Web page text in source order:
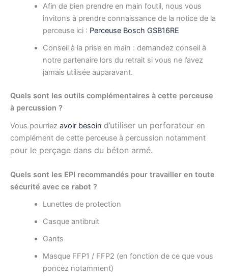
Afin de bien prendre en main l’outil, nous vous
invitons à prendre connaissance de la notice de la
perceuse ici : Perceuse Bosch GSB16RE
Conseil à la prise en main : demandez conseil à
notre partenaire lors du retrait si vous ne l’avez
jamais utilisée auparavant.
Quels sont les outils complémentaires à cette perceuse
à percussion ?
Vous pourriez avoir besoin d’utiliser un perforateur en
complément de cette perceuse à percussion notamment
pour le perçage dans du béton armé.
Quels sont les EPI recommandés pour travailler en toute
sécurité avec ce rabot ?
Lunettes de protection
Casque antibruit
Gants
Masque FFP1 / FFP2 (en fonction de ce que vous
poncez notamment)